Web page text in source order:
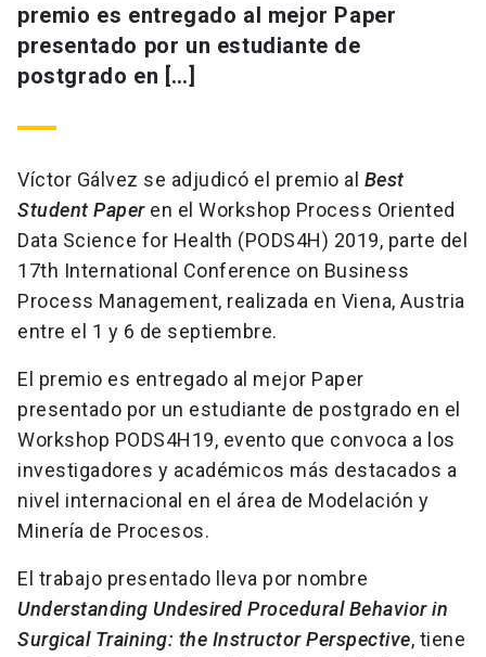
premio es entregado al mejor Paper
presentado por un estudiante de
postgrado en […]
Víctor Gálvez se adjudicó el premio al Best
Student Paperen el Workshop Process Oriented
Data Science for Health (PODS4H) 2019, parte del
17th International Conference on Business
Process Management, realizada en Viena, Austria
entre el 1 y 6 de septiembre.
El premio es entregado al mejor Paper
presentado por un estudiante de postgrado en el
Workshop PODS4H19, evento que convoca a los
investigadores y académicos más destacados a
nivel internacional en el área de Modelación y
Minería de Procesos.
El trabajo presentado lleva por nombre
Understanding Undesired Procedural Behavior in
Surgical Training: the Instructor Perspective, tiene